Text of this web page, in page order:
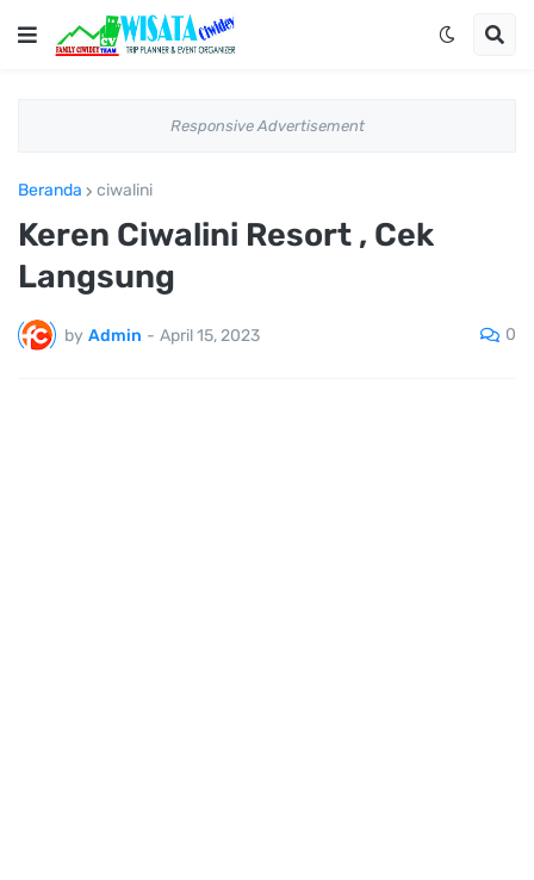
Responsive Advertisement
Beranda ciwalini
Keren Ciwalini Resort , Cek
Langsung
by Admin - April 15, 2023 0